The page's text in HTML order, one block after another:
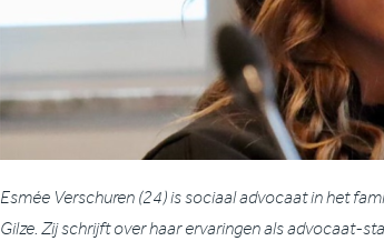
Esmée Verschuren (24) is sociaal advocaat in het
Gilze. Zij schrijft over haar ervaringen als advocaat-